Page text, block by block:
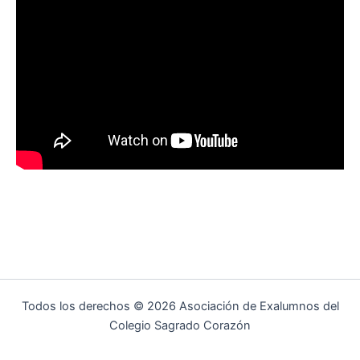
Todos los derechos © 2026 Asociación de Exalumnos del
Colegio Sagrado Corazón